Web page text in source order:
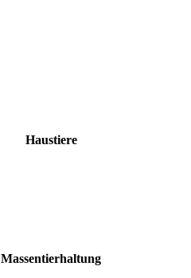
Haustiere
Massentierhaltung